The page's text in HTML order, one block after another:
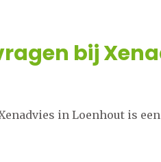
bij
in Loenhout is